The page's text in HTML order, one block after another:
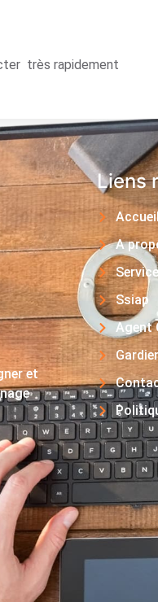
très rapidement
et
Liens
Accueil
A
Ssiap
Agent